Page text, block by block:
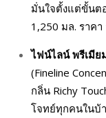
มั่นใจตั้งแต่ขั้นต
1,250 มล. ราค
ไฟน์ไลน์ พรีเมี
(Fineline
กลิ่น Richy
โจทย์ทุกคนในบ้